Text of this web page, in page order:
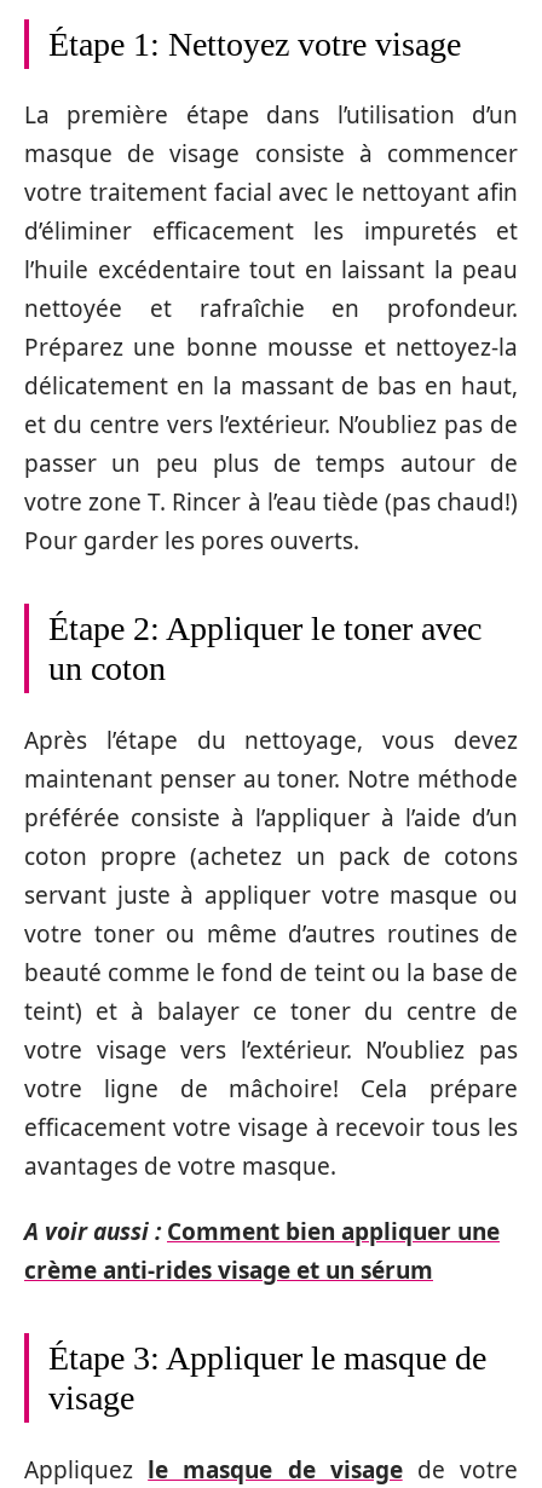
Étape 1: Nettoyez votre visage
La première étape dans l’utilisation d’un
masque de visage consiste à commencer
votre traitement facial avec le nettoyant afin
d’éliminer efficacement les impuretés et
l’huile excédentaire tout en laissant la peau
nettoyée et rafraîchie en profondeur.
Préparez une bonne mousse et nettoyez-la
délicatement en la massant de bas en haut,
et du centre vers l’extérieur. N’oubliez pas de
passer un peu plus de temps autour de
votre zone T. Rincer à l’eau tiède (pas chaud!)
Pour garder les pores ouverts.
Étape 2: Appliquer le toner avec
un coton
Après l’étape du nettoyage, vous devez
maintenant penser au toner. Notre méthode
préférée consiste à l’appliquer à l’aide d’un
coton propre (achetez un pack de cotons
servant juste à appliquer votre masque ou
votre toner ou même d’autres routines de
beauté comme le fond de teint ou la base de
teint) et à balayer ce toner du centre de
votre visage vers l’extérieur. N’oubliez pas
votre ligne de mâchoire! Cela prépare
efficacement votre visage à recevoir tous les
avantages de votre masque.
A voir aussi : Comment bien appliquer une
crème anti-rides visage et un sérum
Étape 3: Appliquer le masque de
visage
Appliquez le masque de visagede votre